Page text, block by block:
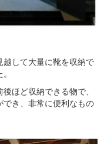
越して大量に靴を収納で
ほど収納できる物で、
でき、非常に便利なもの